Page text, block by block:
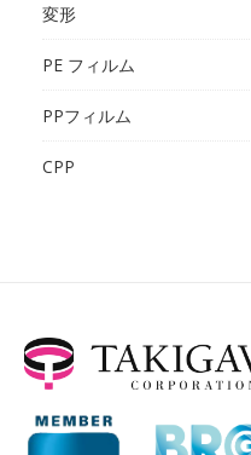
変形
PE フィルム
PPフィルム
CPP